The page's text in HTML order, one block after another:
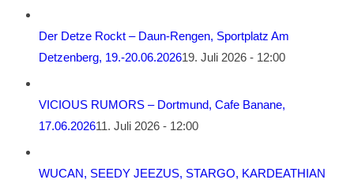
Der Detze Rockt – Daun-Rengen, Sportplatz Am
Detzenberg, 19.-20.06.202619. Juli 2026 - 12:00
VICIOUS RUMORS – Dortmund, Cafe Banane,
17.06.202611. Juli 2026 - 12:00
WUCAN, SEEDY JEEZUS, STARGO, KARDEATHIAN